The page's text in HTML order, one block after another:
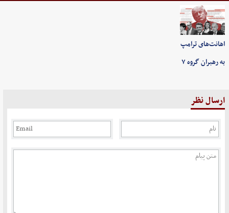
اهانت‌های ترامپ
به رهبران گروه ۷
ارسال نظر